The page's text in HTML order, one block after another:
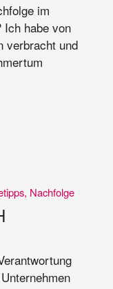
im
Ich habe von
verbracht und
, Nachfolge